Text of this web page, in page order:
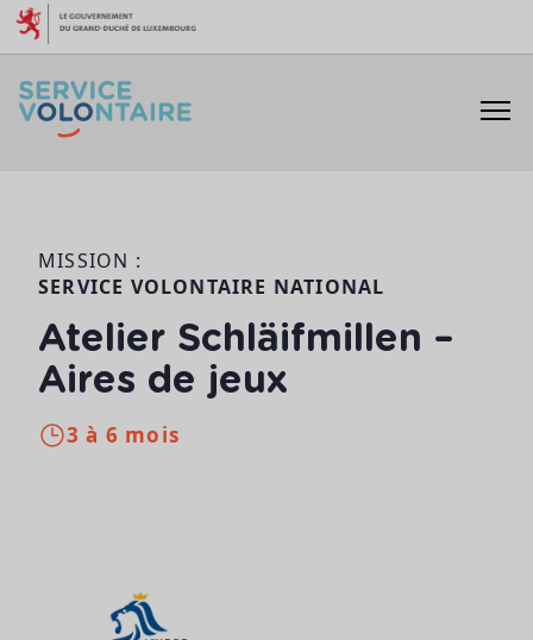
Aller au contenu
MISSION :
SERVICE VOLONTAIRE NATIONAL
Atelier Schläifmillen –
Aires de jeux
3 à 6 mois